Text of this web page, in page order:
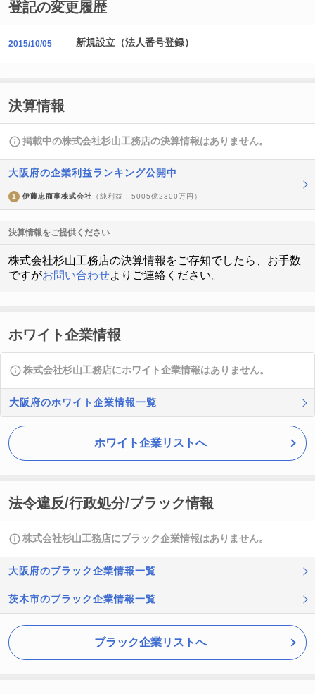
登記の変更履歴
2015/10/05 新規設立（法人番号登録）
決算情報
掲載中の株式会社杉山工務店の決算情報はありません。
大阪府の企業利益ランキング公開中
1 伊藤忠商事株式会社 （純利益 : 5005億2300万円）
決算情報をご提供ください
株式会社杉山工務店の決算情報をご存知でしたら、お手数
ですがお問い合わせよりご連絡ください。
ホワイト企業情報
株式会社杉山工務店にホワイト企業情報はありません。
大阪府のホワイト企業情報一覧
ホワイト企業リストへ
法令違反/行政処分/ブラック情報
株式会社杉山工務店にブラック企業情報はありません。
大阪府のブラック企業情報一覧
茨木市のブラック企業情報一覧
ブラック企業リストへ